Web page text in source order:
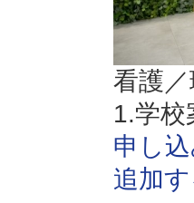
看護
1.学校
申し
追加す